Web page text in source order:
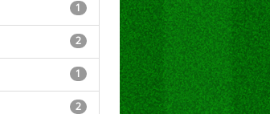
1
2
1
2